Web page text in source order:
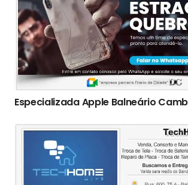
Especializada Apple Balneário